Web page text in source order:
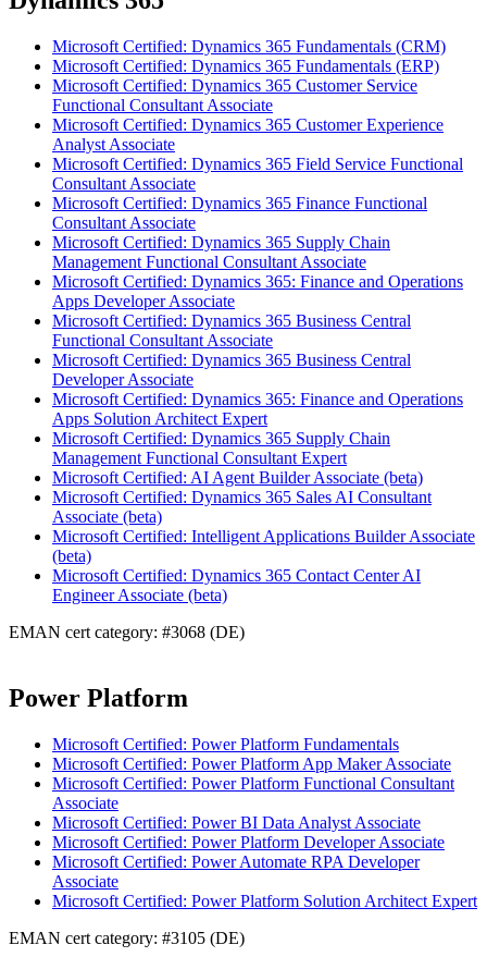
Microsoft Certified: Dynamics 365 Fundamentals (CRM)
Microsoft Certified: Dynamics 365 Fundamentals (ERP)
Microsoft Certified: Dynamics 365 Customer Service
Functional Consultant Associate
Microsoft Certified: Dynamics 365 Customer Experience
Analyst Associate
Microsoft Certified: Dynamics 365 Field Service Functional
Consultant Associate
Microsoft Certified: Dynamics 365 Finance Functional
Consultant Associate
Microsoft Certified: Dynamics 365 Supply Chain
Management Functional Consultant Associate
Microsoft Certified: Dynamics 365: Finance and Operations
Apps Developer Associate
Microsoft Certified: Dynamics 365 Business Central
Functional Consultant Associate
Microsoft Certified: Dynamics 365 Business Central
Developer Associate
Microsoft Certified: Dynamics 365: Finance and Operations
Apps Solution Architect Expert
Microsoft Certified: Dynamics 365 Supply Chain
Management Functional Consultant Expert
Microsoft Certified: AI Agent Builder Associate (beta)
Microsoft Certified: Dynamics 365 Sales AI Consultant
Associate (beta)
Microsoft Certified: Intelligent Applications Builder Associate
(beta)
Microsoft Certified: Dynamics 365 Contact Center AI
Engineer Associate (beta)
EMAN cert category: #3068 (DE)
Power Platform
Microsoft Certified: Power Platform Fundamentals
Microsoft Certified: Power Platform App Maker Associate
Microsoft Certified: Power Platform Functional Consultant
Associate
Microsoft Certified: Power BI Data Analyst Associate
Microsoft Certified: Power Platform Developer Associate
Microsoft Certified: Power Automate RPA Developer
Associate
Microsoft Certified: Power Platform Solution Architect Expert
EMAN cert category: #3105 (DE)